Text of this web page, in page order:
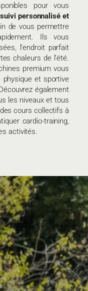
pour vous
personnalisé et
de vous permettre
Ils vous
l’endroit parfait
chaleurs de l’été.
premium vous
et sportive
également
les niveaux et tous
cours collectifs à
cardio-training,
activités.